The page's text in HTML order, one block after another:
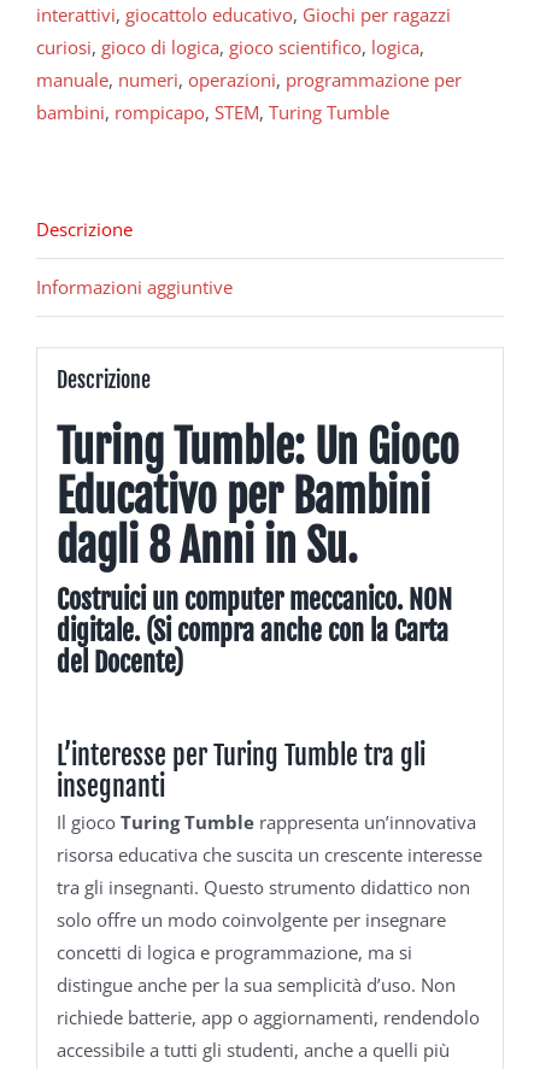
interattivi, giocattolo educativo, Giochi per ragazzi
curiosi, gioco di logica, gioco scientifico, logica,
manuale, numeri, operazioni, programmazione per
bambini, rompicapo, STEM, Turing Tumble
Descrizione
Informazioni aggiuntive
Descrizione
Turing Tumble: Un Gioco
Educativo per Bambini
dagli 8 Anni in Su.
Costruici un computer meccanico. NON
digitale. (Si compra anche con la Carta
del Docente)
L’interesse per Turing Tumble tra gli
insegnanti
Il gioco Turing Tumblerappresenta un’innovativa
risorsa educativa che suscita un crescente interesse
tra gli insegnanti. Questo strumento didattico non
solo offre un modo coinvolgente per insegnare
concetti di logica e programmazione, ma si
distingue anche per la sua semplicità d’uso. Non
richiede batterie, app o aggiornamenti, rendendolo
accessibile a tutti gli studenti, anche a quelli più